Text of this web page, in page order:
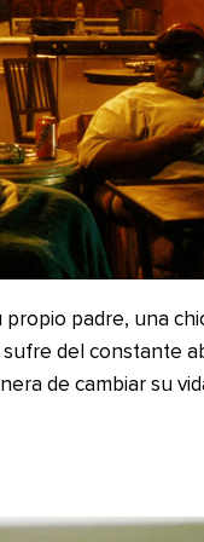
padre, una
del constante
de cambiar su